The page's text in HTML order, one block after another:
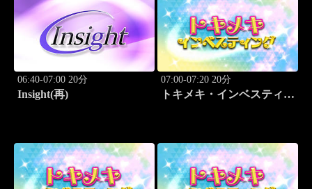
06:40-07:00 20分
Insight(再)
07:00-07:20 20分
トキメキ・インベスティン